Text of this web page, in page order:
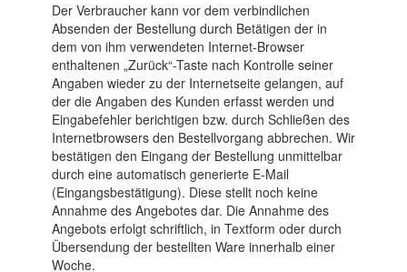
Der Verbraucher kann vor dem verbindlichen
Absenden der Bestellung durch Betätigen der in
dem von ihm verwendeten Internet-Browser
enthaltenen „Zurück“-Taste nach Kontrolle seiner
Angaben wieder zu der Internetseite gelangen, auf
der die Angaben des Kunden erfasst werden und
Eingabefehler berichtigen bzw. durch Schließen des
Internetbrowsers den Bestellvorgang abbrechen. Wir
bestätigen den Eingang der Bestellung unmittelbar
durch eine automatisch generierte E-Mail
(Eingangsbestätigung). Diese stellt noch keine
Annahme des Angebotes dar. Die Annahme des
Angebots erfolgt schriftlich, in Textform oder durch
Übersendung der bestellten Ware innerhalb einer
Woche.